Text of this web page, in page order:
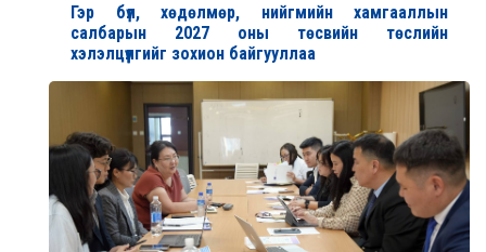
Гэр бүл, хөдөлмөр, нийгмийн хамгааллын
салбарын 2027 оны төсвийн төслийн
хэлэлцүүлгийг зохион байгууллаа